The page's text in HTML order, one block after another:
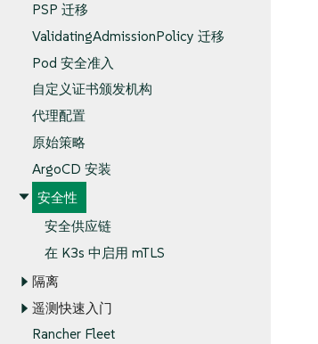
PSP 迁移
ValidatingAdmissionPolicy 迁移
Pod 安全准入
自定义证书颁发机构
代理配置
原始策略
ArgoCD 安装
安全性
安全供应链
在 K3s 中启用 mTLS
隔离
遥测快速入门
Rancher Fleet